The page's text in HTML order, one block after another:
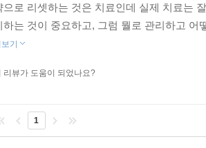
셋│내 몸을 살리고 싶다면 장 건강부터
증상만큼 치료하는 데 오래 걸리고 힘든
계에 대해 알아야 한다. 장내 미생물 분포
에 못 고치는 병은 없으며, 못 고치는 습관
출이 많아진 만큼 이를 줄여나가는 습관
으로 리셋하는 것은 치료인데 실제 치료는
하는 것이 중요하고, 그럼 뭘로 관리하고
기
리뷰가 도움이 되었나요?
1